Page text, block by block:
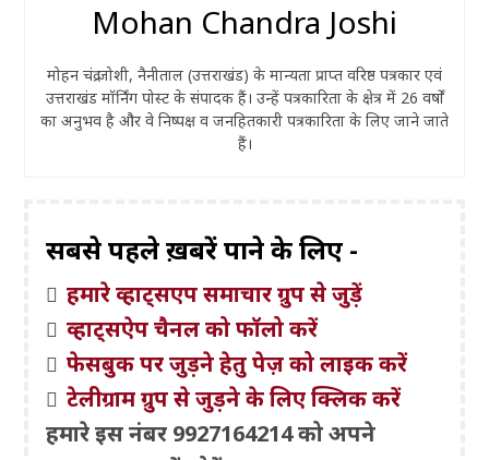
Mohan Chandra Joshi
मोहन चंद्र जोशी, नैनीताल (उत्तराखंड) के मान्यता प्राप्त वरिष्ठ पत्रकार एवं
उत्तराखंड मॉर्निंग पोस्ट के संपादक हैं। उन्हें पत्रकारिता के क्षेत्र में 26 वर्षों
का अनुभव है और वे निष्पक्ष व जनहितकारी पत्रकारिता के लिए जाने जाते
हैं।
सबसे पहले ख़बरें पाने के लिए -
हमारे व्हाट्सएप समाचार ग्रुप से जुड़ें
व्हाट्सऐप चैनल को फॉलो करें
फेसबुक पर जुड़ने हेतु पेज़ को लाइक करें
टेलीग्राम ग्रुप से जुड़ने के लिए क्लिक करें
हमारे इस नंबर 9927164214 को अपने